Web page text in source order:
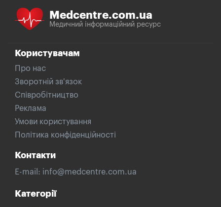
Medcentre.com.ua
Медичний інформаційний ресурс
Користувачам
Про нас
Зворотній зв'язок
Співробітництво
Реклама
Умови користування
Політика конфіденційності
Контакти
E-mail: info@medcentre.com.ua
Категорії